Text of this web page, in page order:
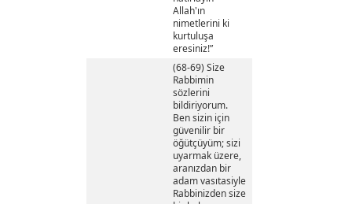
Allah'ın
nimetlerini ki
kurtuluşa
eresiniz!”
(68-69) Size
Rabbimin
sözlerini
bildiriyorum.
Ben sizin için
güvenilir bir
öğütçüyüm; sizi
uyarmak üzere,
aranızdan bir
adam vasıtasiyle
Rabbinizden size